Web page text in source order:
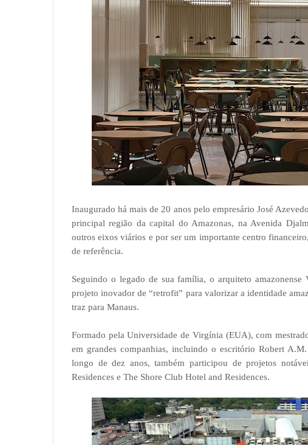
Inaugurado há mais de 20 anos pelo empresário José
principal região da capital do Amazonas, na Avenida
outros eixos viários e por ser um importante centro
de referência.
Seguindo o legado de sua família, o arquiteto
projeto inovador de “retrofit” para valorizar a identidade
traz para Manaus.
Formado pela Universidade de Virgínia (EUA), com
em grandes companhias, incluindo o escritório Robert
longo de dez anos, também participou de projetos
Residences e The Shore Club Hotel and Residences.